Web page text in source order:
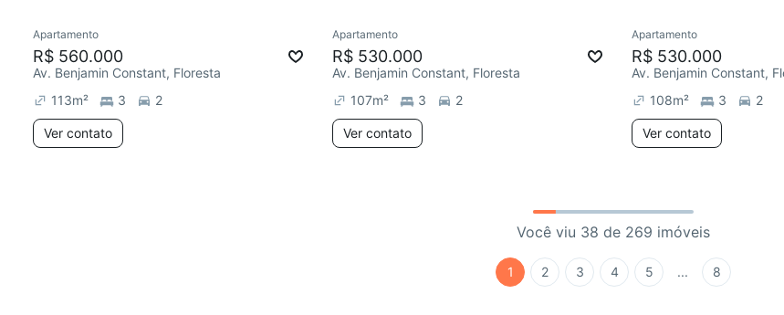
Apartamento
R$ 560.000
Av. Benjamin Constant, Floresta
113m² 3 2
Ver contato
Apartamento
R$ 530.000
Av. Benjamin Constant, Floresta
107m² 3 2
Ver contato
Apartamento
R$ 530.000
Av. Benjamin Constant,
108m² 3 2
Ver contato
Você viu 38 de 269 imóveis
1 2 3 4 5 ... 8